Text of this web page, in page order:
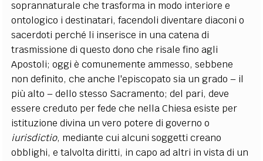
soprannaturale che trasforma in modo interiore e
ontologico i destinatari, facendoli diventare diaconi o
sacerdoti perché li inserisce in una catena di
trasmissione di questo dono che risale fino agli
Apostoli; oggi è comunemente ammesso, sebbene
non definito, che anche l'episcopato sia un grado – il
più alto – dello stesso Sacramento; del pari, deve
essere creduto per fede che nella Chiesa esiste per
istituzione divina un vero potere di governo o
iurisdictio, mediante cui alcuni soggetti creano
obblighi, e talvolta diritti, in capo ad altri in vista di un